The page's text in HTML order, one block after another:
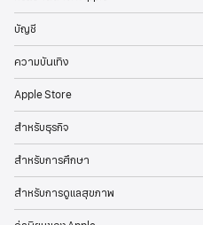
บัญชี
ความบันเทิง
Apple Store
สำหรับธุรกิจ
สำหรับการศึกษา
สำหรับการดูแลสุขภาพ